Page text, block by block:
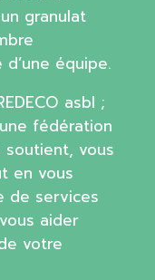
granulat
d’une équipe.
asbl ;
fédération
soutient, vous
en vous
de services
aider
votre